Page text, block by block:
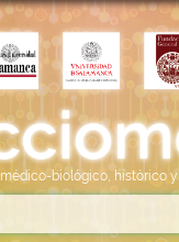
médico-biológico, histórico